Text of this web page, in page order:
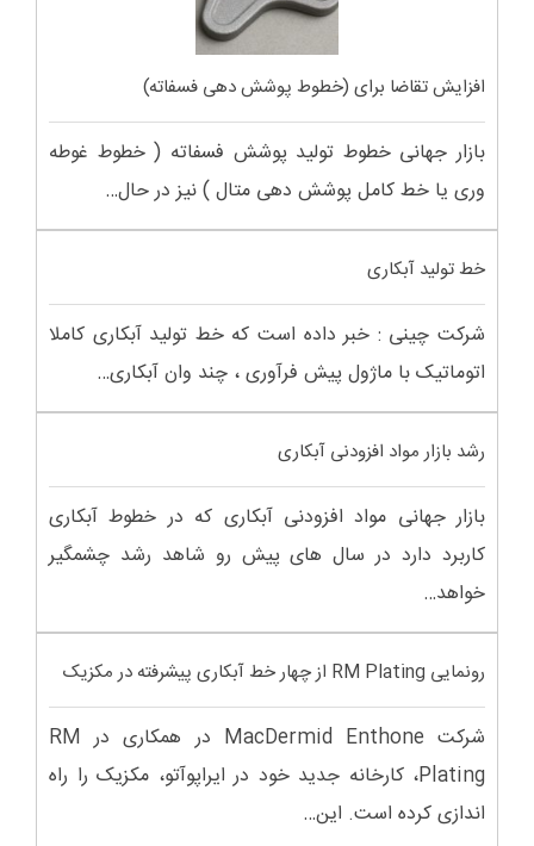
افزایش تقاضا برای (خطوط پوشش دهی فسفاته)
بازار جهانی خطوط تولید پوشش فسفاته ( خطوط غوطه
وری یا خط کامل پوشش دهی متال ) نیز در حال…
خط تولید آبکاری
شرکت چینی : خبر داده است که خط تولید آبکاری کاملا
اتوماتیک با ماژول پیش فرآوری ، چند وان آبکاری…
رشد بازار مواد افزودنی آبکاری
بازار جهانی مواد افزودنی آبکاری که در خطوط آبکاری
کاربرد دارد در سال های پیش رو شاهد رشد چشمگیر
خواهد…
رونمایی RM Plating از چهار خط آبکاری پیشرفته در مکزیک
شرکت MacDermid Enthone در همکاری در RM
Plating، کارخانه جدید خود در ایراپوآتو، مکزیک را راه
اندازی کرده است. این…